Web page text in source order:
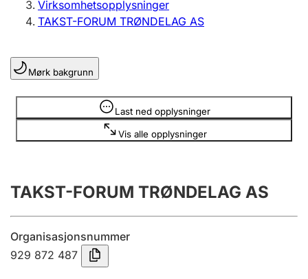
Enkeltpersonforetak
Registrere, endre, slette
Lag og forening
Registrere, endre, slette
Årsregnskap
Innsending og forsinkelsesgebyr
Virksomhetsopplysninger
TAKST-FORUM TRØNDELAG AS
Mørk bakgrunn
Last ned opplysninger
Vis alle opplysninger
Opplysninger er skjult
TAKST-FORUM TRØNDELAG AS
Organisasjonsnummer
929 872 487